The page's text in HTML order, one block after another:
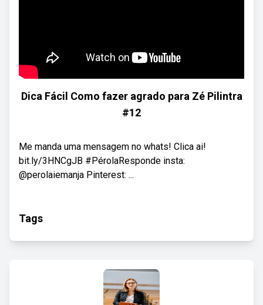
Dica Fácil Como fazer agrado para Zé Pilintra
#12
Me manda uma mensagem no whats! Clica ai!
bit.ly/3HNCgJB #PérolaResponde insta:
@perolaiemanja Pinterest: ...
Tags